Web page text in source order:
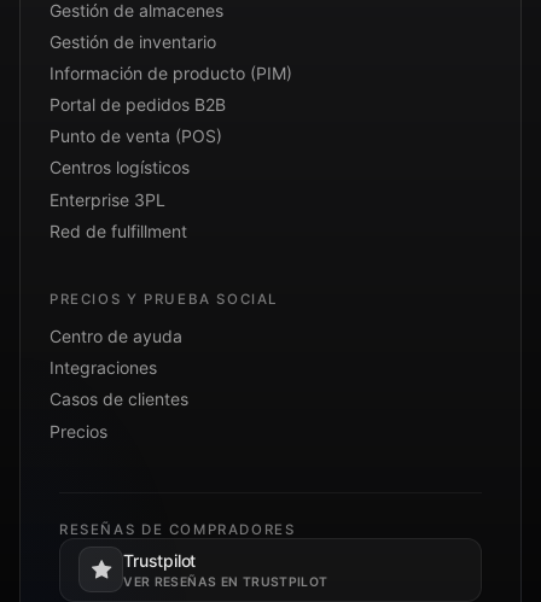
Gestión de almacenes
Gestión de inventario
Información de producto (PIM)
Portal de pedidos B2B
Punto de venta (POS)
Centros logísticos
Enterprise 3PL
Red de fulfillment
PRECIOS Y PRUEBA SOCIAL
Centro de ayuda
Integraciones
Casos de clientes
Precios
RESEÑAS DE COMPRADORES
Trustpilot
VER RESEÑAS EN TRUSTPILOT
Se abre en una pestaña nueva.